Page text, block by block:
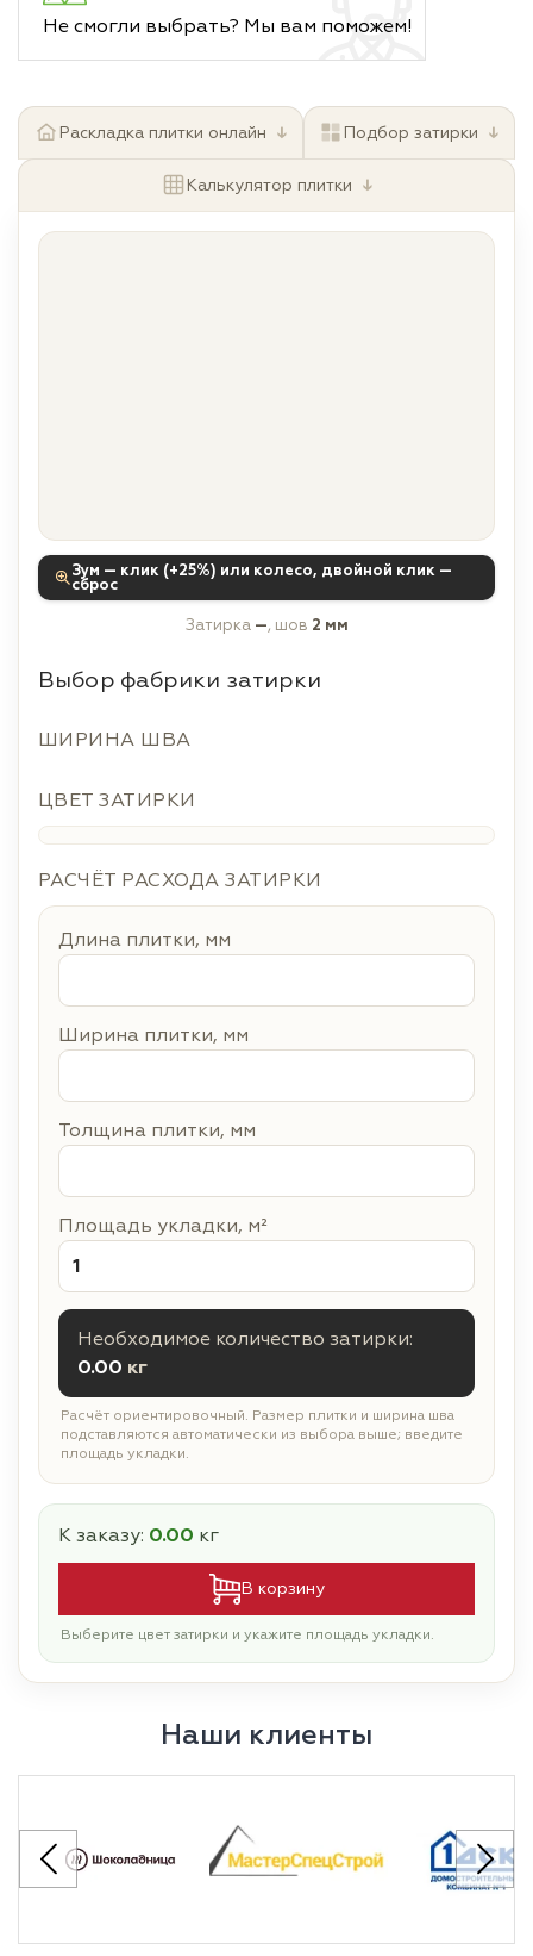
Не смогли выбрать? Мы вам поможем!
Раскладка плитки онлайн ↓ Подбор затирки ↓
Калькулятор плитки ↓
Зум — клик (+25%) или колесо, двойной клик —
сброс
Затирка —, шов 2 мм
Выбор фабрики затирки
ШИРИНА ШВА
ЦВЕТ ЗАТИРКИ
РАСЧЁТ РАСХОДА ЗАТИРКИ
Длина плитки, мм
Ширина плитки, мм
Толщина плитки, мм
Площадь укладки, м²
Необходимое количество затирки:
0.00 кг
Расчёт ориентировочный. Размер плитки и ширина шва
подставляются автоматически из выбора выше; введите
площадь укладки.
К заказу: 0.00 кг
В корзину
Выберите цвет затирки и укажите площадь укладки.
Наши клиенты